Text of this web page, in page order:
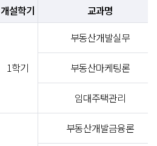
개설학기 교과명
1학기
부동산개발실무
부동산마케팅론
임대주택관리
부동산개발금융론